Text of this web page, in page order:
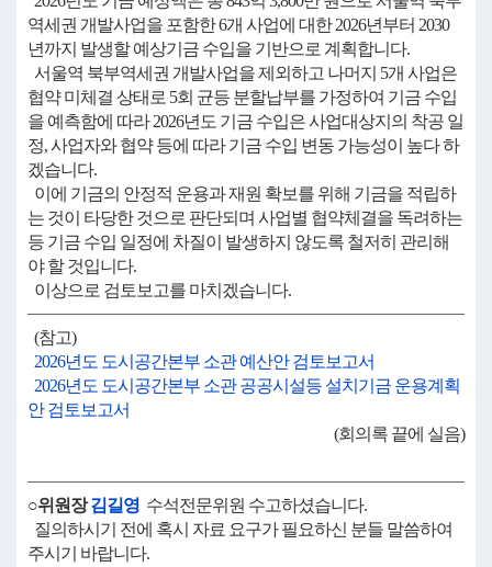
역세권 개발사업을 포함한 6개 사업에 대한 2026년부터 2030
년까지 발생할 예상기금 수입을 기반으로 계획합니다.
서울역 북부역세권 개발사업을 제외하고 나머지 5개 사업은
협약 미체결 상태로 5회 균등 분할납부를 가정하여 기금 수입
을 예측함에 따라 2026년도 기금 수입은 사업대상지의 착공 일
정, 사업자와 협약 등에 따라 기금 수입 변동 가능성이 높다 하
겠습니다.
이에 기금의 안정적 운용과 재원 확보를 위해 기금을 적립하
는 것이 타당한 것으로 판단되며 사업별 협약체결을 독려하는
등 기금 수입 일정에 차질이 발생하지 않도록 철저히 관리해
야 할 것입니다.
이상으로 검토보고를 마치겠습니다.
(참고)
2026년도 도시공간본부 소관 예산안 검토보고서
2026년도 도시공간본부 소관 공공시설등 설치기금 운용계획
안 검토보고서
(회의록 끝에 실음)
○위원장김길영 수석전문위원 수고하셨습니다.
질의하시기 전에 혹시 자료 요구가 필요하신 분들 말씀하여
주시기 바랍니다.